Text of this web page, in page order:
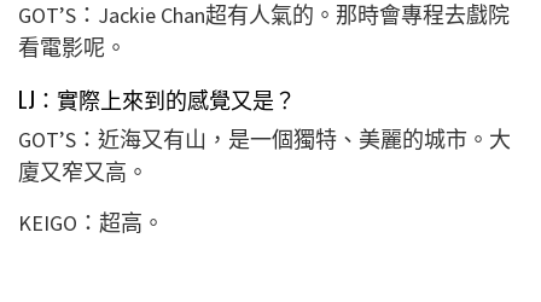
GOT’S： Jackie Chan超有人氣的。那時會專程去戲院
看電影呢。
LJ：實際上來到的感覺又是？
GOT’S：近海又有山，是一個獨特、美麗的城市。大
廈又窄又高。
KEIGO：超高。